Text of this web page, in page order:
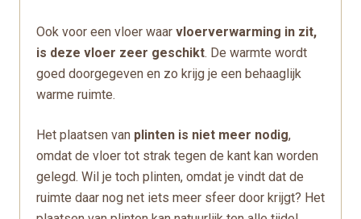
Ook voor een vloer waar vloerverwarming in zit,
is deze vloer zeer geschikt. De warmte wordt
goed doorgegeven en zo krijg je een behaaglijk
warme ruimte.
Het plaatsen van plinten is niet meer nodig,
omdat de vloer tot strak tegen de kant kan worden
gelegd. Wil je toch plinten, omdat je vindt dat de
ruimte daar nog net iets meer sfeer door krijgt? Het